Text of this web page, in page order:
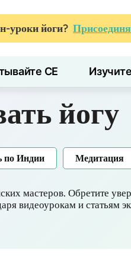
уроки йоги?
CE
йогу
по Индии Медитация
мастеров. Обретите
видеоурокам и статьям